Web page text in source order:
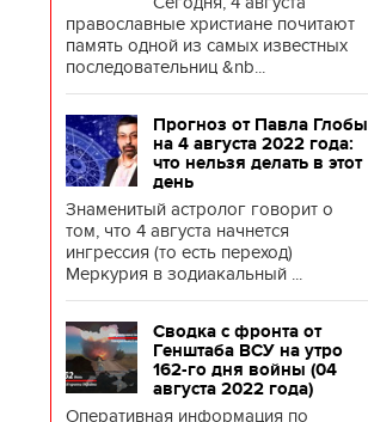
православные христиане почитают
память одной из самых известных
последовательниц &nb...
Прогноз от Павла Глобы
на 4 августа 2022 года:
что нельзя делать в этот
день
Знаменитый астролог говорит о
том, что 4 августа начнется
ингрессия (то есть переход)
Меркурия в зодиакальный ...
Сводка с фронта от
Генштаба ВСУ на утро
162-го дня войны (04
августа 2022 года)
Оперативная информация по